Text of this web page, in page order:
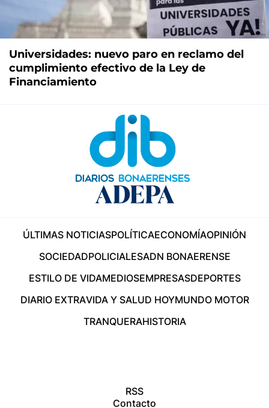
Universidades: nuevo paro en reclamo del
cumplimiento efectivo de la Ley de
Financiamiento
ÚLTIMAS NOTICIASPOLÍTICAECONOMÍAOPINIÓN
SOCIEDADPOLICIALESADN BONAERENSE
ESTILO DE VIDAMEDIOSEMPRESASDEPORTES
DIARIO EXTRAVIDA Y SALUD HOYMUNDO MOTOR
TRANQUERAHISTORIA
RSS
Contacto